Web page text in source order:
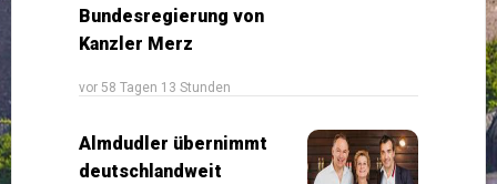
Bundesregierung von
Kanzler Merz
vor 58 Tagen 13 Stunden
Almdudler übernimmt
deutschlandweit